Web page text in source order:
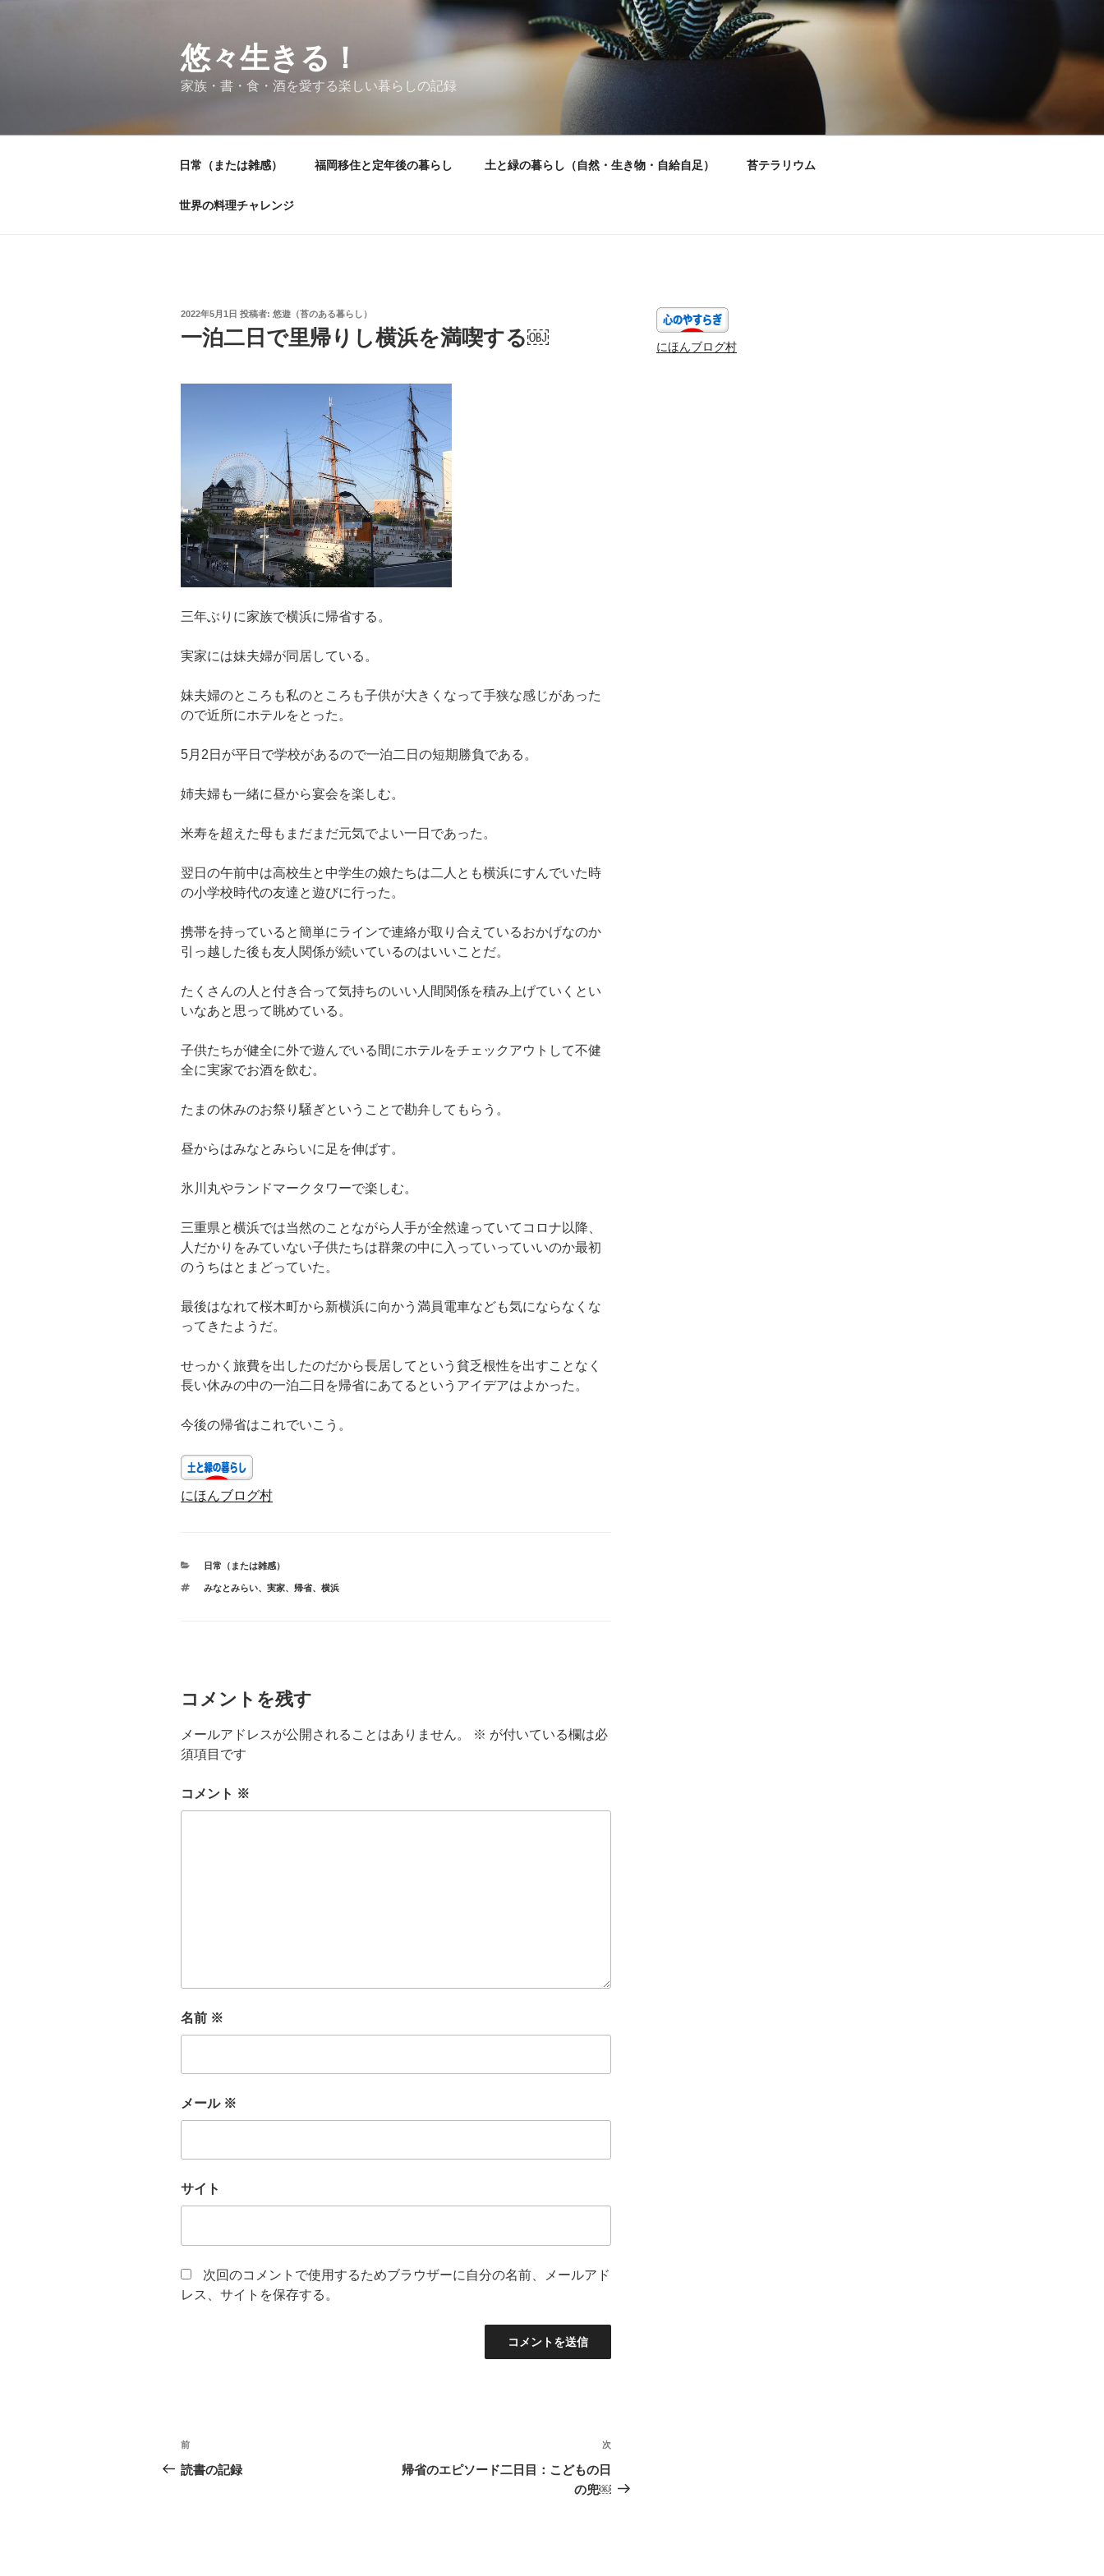
悠々生きる！
家族・書・食・酒を愛する楽しい暮らしの記録
日常（または雑感） 福岡移住と定年後の暮らし 土と緑の暮らし（自然・生き物・自給自足） 苔テラリウム
世界の料理チャレンジ
投
日:
2022年5月1日 投稿者: 悠遊（苔のある暮らし）
一泊二日で里帰りし横浜を満喫する￼
三年ぶりに家族で横浜に帰省する。
実家には妹夫婦が同居している。
妹夫婦のところも私のところも子供が大きくなって手狭な感じがあった
ので近所にホテルをとった。
5月2日が平日で学校があるので一泊二日の短期勝負である。
姉夫婦も一緒に昼から宴会を楽しむ。
米寿を超えた母もまだまだ元気でよい一日であった。
翌日の午前中は高校生と中学生の娘たちは二人とも横浜にすんでいた時
の小学校時代の友達と遊びに行った。
携帯を持っていると簡単にラインで連絡が取り合えているおかげなのか
引っ越した後も友人関係が続いているのはいいことだ。
たくさんの人と付き合って気持ちのいい人間関係を積み上げていくとい
いなあと思って眺めている。
子供たちが健全に外で遊んでいる間にホテルをチェックアウトして不健
全に実家でお酒を飲む。
たまの休みのお祭り騒ぎということで勘弁してもらう。
昼からはみなとみらいに足を伸ばす。
氷川丸やランドマークタワーで楽しむ。
三重県と横浜では当然のことながら人手が全然違っていてコロナ以降、
人だかりをみていない子供たちは群衆の中に入っていっていいのか最初
のうちはとまどっていた。
最後はなれて桜木町から新横浜に向かう満員電車なども気にならなくな
ってきたようだ。
せっかく旅費を出したのだから長居してという貧乏根性を出すことなく
長い休みの中の一泊二日を帰省にあてるというアイデアはよかった。
今後の帰省はこれでいこう。
にほんブログ村
カ
ゴ
日常（または雑感）
タ
みなとみらい、 実家、 帰省、 横浜
コメントを残す
メールアドレスが公開されることはありません。 ※ が付いている欄は必
須項目です
コメント ※
名前 ※
メール ※
サイト
次回のコメントで使用するためブラウザーに自分の名前、メールアド
レス、サイトを保存する。
投
稿
前
の
前
読書の記録
次
投
次
帰省のエピソード二日目：こどもの日
の兜￼
にほんブログ村